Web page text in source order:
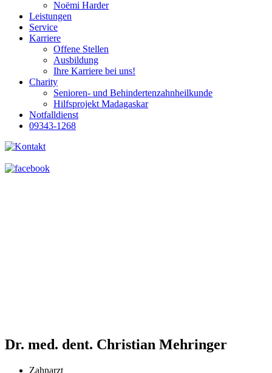
Noëmi Harder
Leistungen
Service
Karriere
Offene Stellen
Ausbildung
Ihre Karriere bei uns!
Charity
Senioren- und Behindertenzahnheilkunde
Hilfsprojekt Madagaskar
Notfalldienst
09343-1268
Dr. med. dent. Christian Mehringer
Zahnarzt